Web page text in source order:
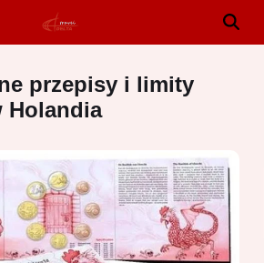
przepisy i limity
Holandia